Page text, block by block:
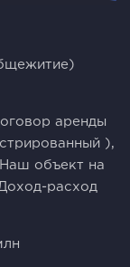
аренды
),
объект на
расход